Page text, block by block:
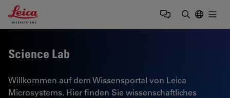
Leica Microsystems Logo
Science Lab
Willkommen auf dem Wissensportal von Leica
Microsystems. Hier finden Sie wissenschaftliches